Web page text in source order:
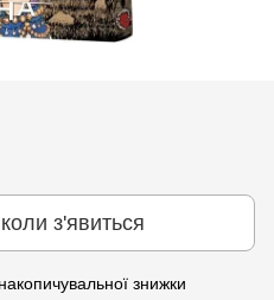
з'явиться
знижки